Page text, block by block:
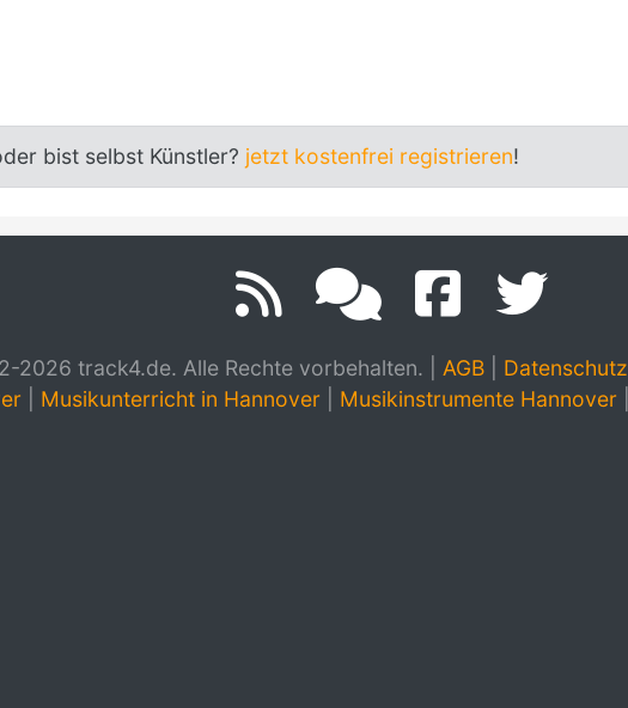
bist selbst Künstler? jetzt kostenfrei registrieren!
2026 track4.de. Alle Rechte vorbehalten. AGB| Datenschutz
Musikunterricht in Hannover Musikinstrumente Hannover